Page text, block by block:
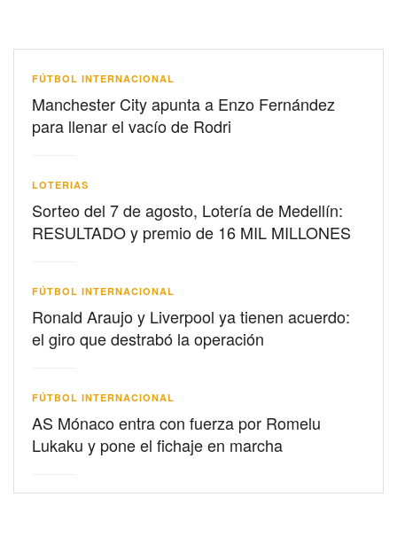
FÚTBOL INTERNACIONAL
Manchester City apunta a Enzo Fernández
para llenar el vacío de Rodri
LOTERIAS
Sorteo del 7 de agosto, Lotería de Medellín:
RESULTADO y premio de 16 MIL MILLONES
FÚTBOL INTERNACIONAL
Ronald Araujo y Liverpool ya tienen acuerdo:
el giro que destrabó la operación
FÚTBOL INTERNACIONAL
AS Mónaco entra con fuerza por Romelu
Lukaku y pone el fichaje en marcha